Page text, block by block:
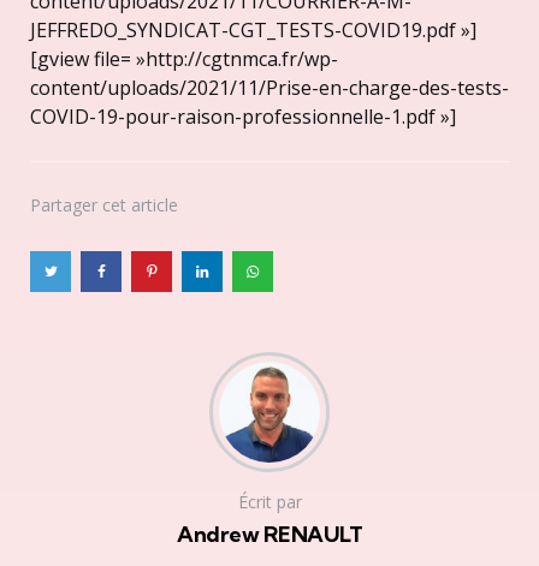
JEFFREDO_SYNDICAT-CGT_TESTS-COVID19.pdf »]
[gview file= »http://cgtnmca.fr/wp-
content/uploads/2021/11/Prise-en-charge-des-tests-
COVID-19-pour-raison-professionnelle-1.pdf »]
Partager cet article
Écrit par
Andrew RENAULT